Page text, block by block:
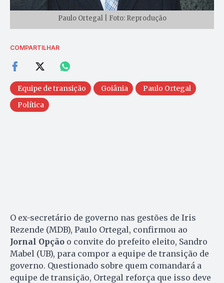
Paulo Ortegal | Foto: Reprodução
COMPARTILHAR
Equipe de transição Goiânia
Paulo Ortegal
Política
O ex-secretário de governo nas gestões de Iris
Rezende (MDB), Paulo Ortegal, confirmou ao
Jornal Opção o convite do prefeito eleito, Sandro
Mabel (UB), para compor a equipe de transição de
governo. Questionado sobre quem comandará a
equipe de transição, Ortegal reforça que isso deve